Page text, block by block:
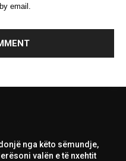
email.
nga këto sëmundje,
valën e të nxehtit